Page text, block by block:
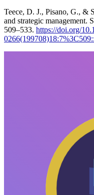
Teece, D. J., Pisano, G., &
and strategic management.
509–533. https://doi.org/